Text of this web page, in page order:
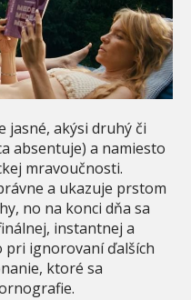
jasné, akýsi druhý či
absentuje) a namiesto
mravoučnosti.
a ukazuje prstom
no na konci dňa sa
instantnej a
pri ignorovaní ďalších
ktoré sa